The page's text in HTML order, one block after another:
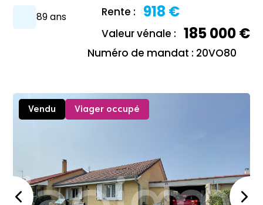
89 ans Rente : 918 €
Valeur vénale : 185 000 €
Numéro de mandat : 20VO80
Vendu Viager occupé